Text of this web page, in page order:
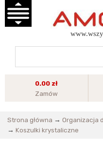
0.00 zł
Zamów
Strona główna → Organizacja
→ Koszulki krystaliczne